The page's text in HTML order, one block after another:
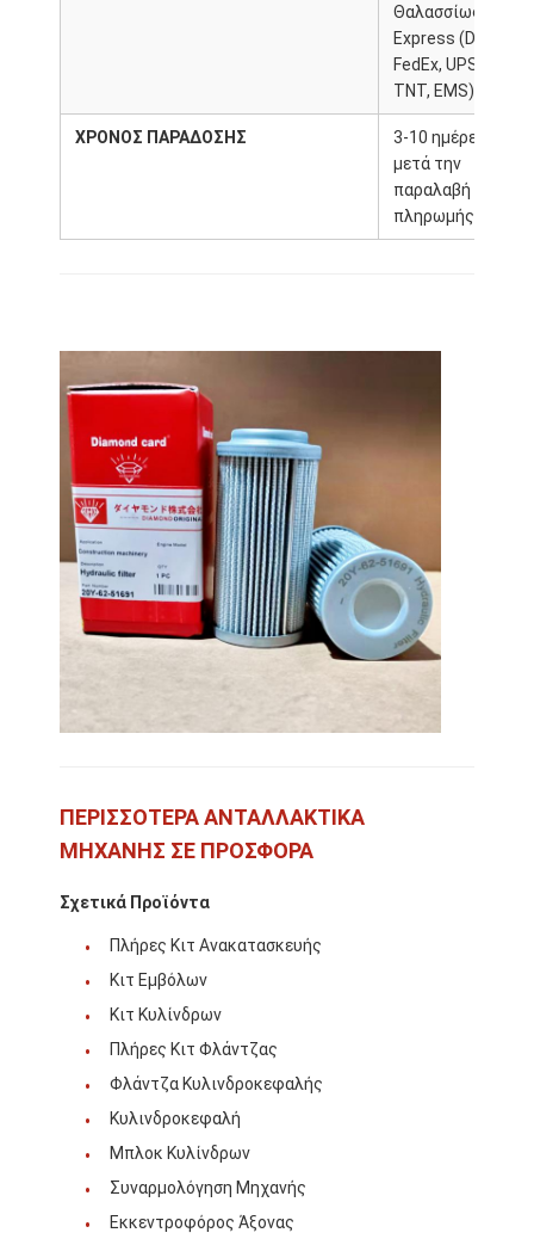
Σπίτι
Προϊόντα
για εμάς
Ποιοτικός έλεγχος
Ειδήσεις
Υποθέσεις
Συνομιλία τώρα
Ανταλλακτικά κινητήρα KOMATSU
Μέρη μηχανών του Caterpillar
Θαλασσίως,
Express (DHL,
FedEx, UPS,
TNT, EMS)
ΧΡΟΝΟΣ ΠΑΡΑΔΟΣΗΣ
3-10 ημέρες
μετά την
παραλαβή της
πληρωμής
ΠΕΡΙΣΣΟΤΕΡΑ ΑΝΤΑΛΛΑΚΤΙΚΑ
ΜΗΧΑΝΗΣ ΣΕ ΠΡΟΣΦΟΡΑ
Σχετικά Προϊόντα
Πλήρες Κιτ Ανακατασκευής
Κιτ Εμβόλων
Κιτ Κυλίνδρων
Πλήρες Κιτ Φλάντζας
Φλάντζα Κυλινδροκεφαλής
Κυλινδροκεφαλή
Μπλοκ Κυλίνδρων
Συναρμολόγηση Μηχανής
Εκκεντροφόρος Άξονας